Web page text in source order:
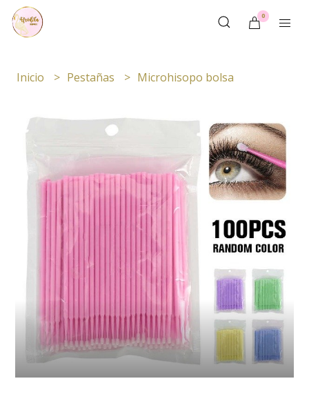
0
Inicio Pestañas Microhisopo bolsa